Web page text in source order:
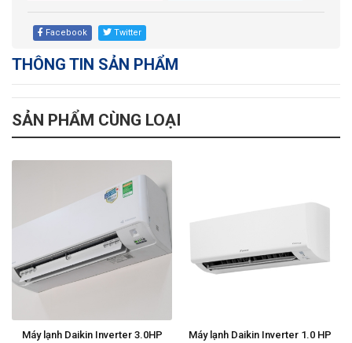
Facebook Twitter
THÔNG TIN SẢN PHẨM
SẢN PHẨM CÙNG LOẠI
Máy lạnh Daikin Inverter 3.0HP
Máy lạnh Daikin Inverter 1.0 HP